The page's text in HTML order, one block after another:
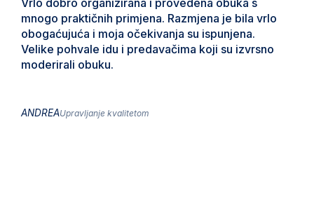
mnogo praktičnih primjena. Razmjena je bila vrlo
obogaćujuća i moja očekivanja su ispunjena.
Velike pohvale idu i predavačima koji su izvrsno
moderirali obuku.
ANDREAUpravljanje kvalitetom